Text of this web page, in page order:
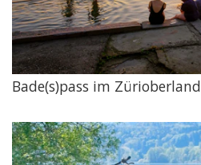
Bade(s)pass im Zürioberland